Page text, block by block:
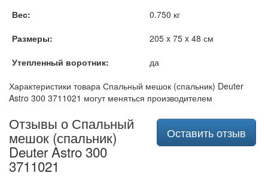
Вес:
0.750 кг
Размеры:
205 x 75 x 48 см
Утепленный воротник:
да
Характеристики товара Спальный мешок (спальник) Deuter
Astro 300 3711021 могут меняться производителем
Оставить отзыв
Отзывы о Спальный
мешок (спальник)
Deuter Astro 300
3711021